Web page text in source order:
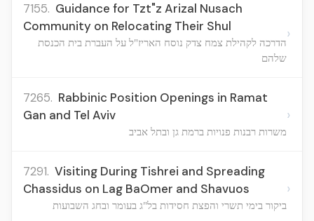
7155. Guidance for Tzt"z Arizal Nusach
Community on Relocating Their Shul
הדרכה לקהילת צמח צדק נוסח האריז"ל על העברת בית הכנסת
שלהם
›
7265. Rabbinic Position Openings in Ramat
Gan and Tel Aviv
משרות רבנות פנויות ברמת גן ובתל אביב
›
7291. Visiting During Tishrei and Spreading
Chassidus on Lag BaOmer and Shavuos
ביקור בימי תשרי והפצת חסידות בל"ג בעומר ובחג השבועות
›